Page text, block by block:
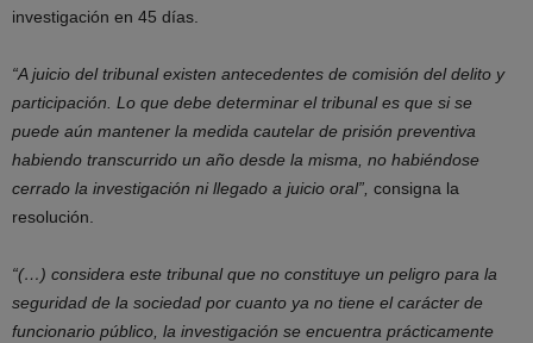
investigación en 45 días.
“A juicio del tribunal existen antecedentes de comisión del delito y
participación. Lo que debe determinar el tribunal es que si se
puede aún mantener la medida cautelar de prisión preventiva
habiendo transcurrido un año desde la misma, no habiéndose
cerrado la investigación ni llegado a juicio oral”, consigna la
resolución.
“(…) considera este tribunal que no constituye un peligro para la
seguridad de la sociedad por cuanto ya no tiene el carácter de
funcionario público, la investigación se encuentra prácticamente